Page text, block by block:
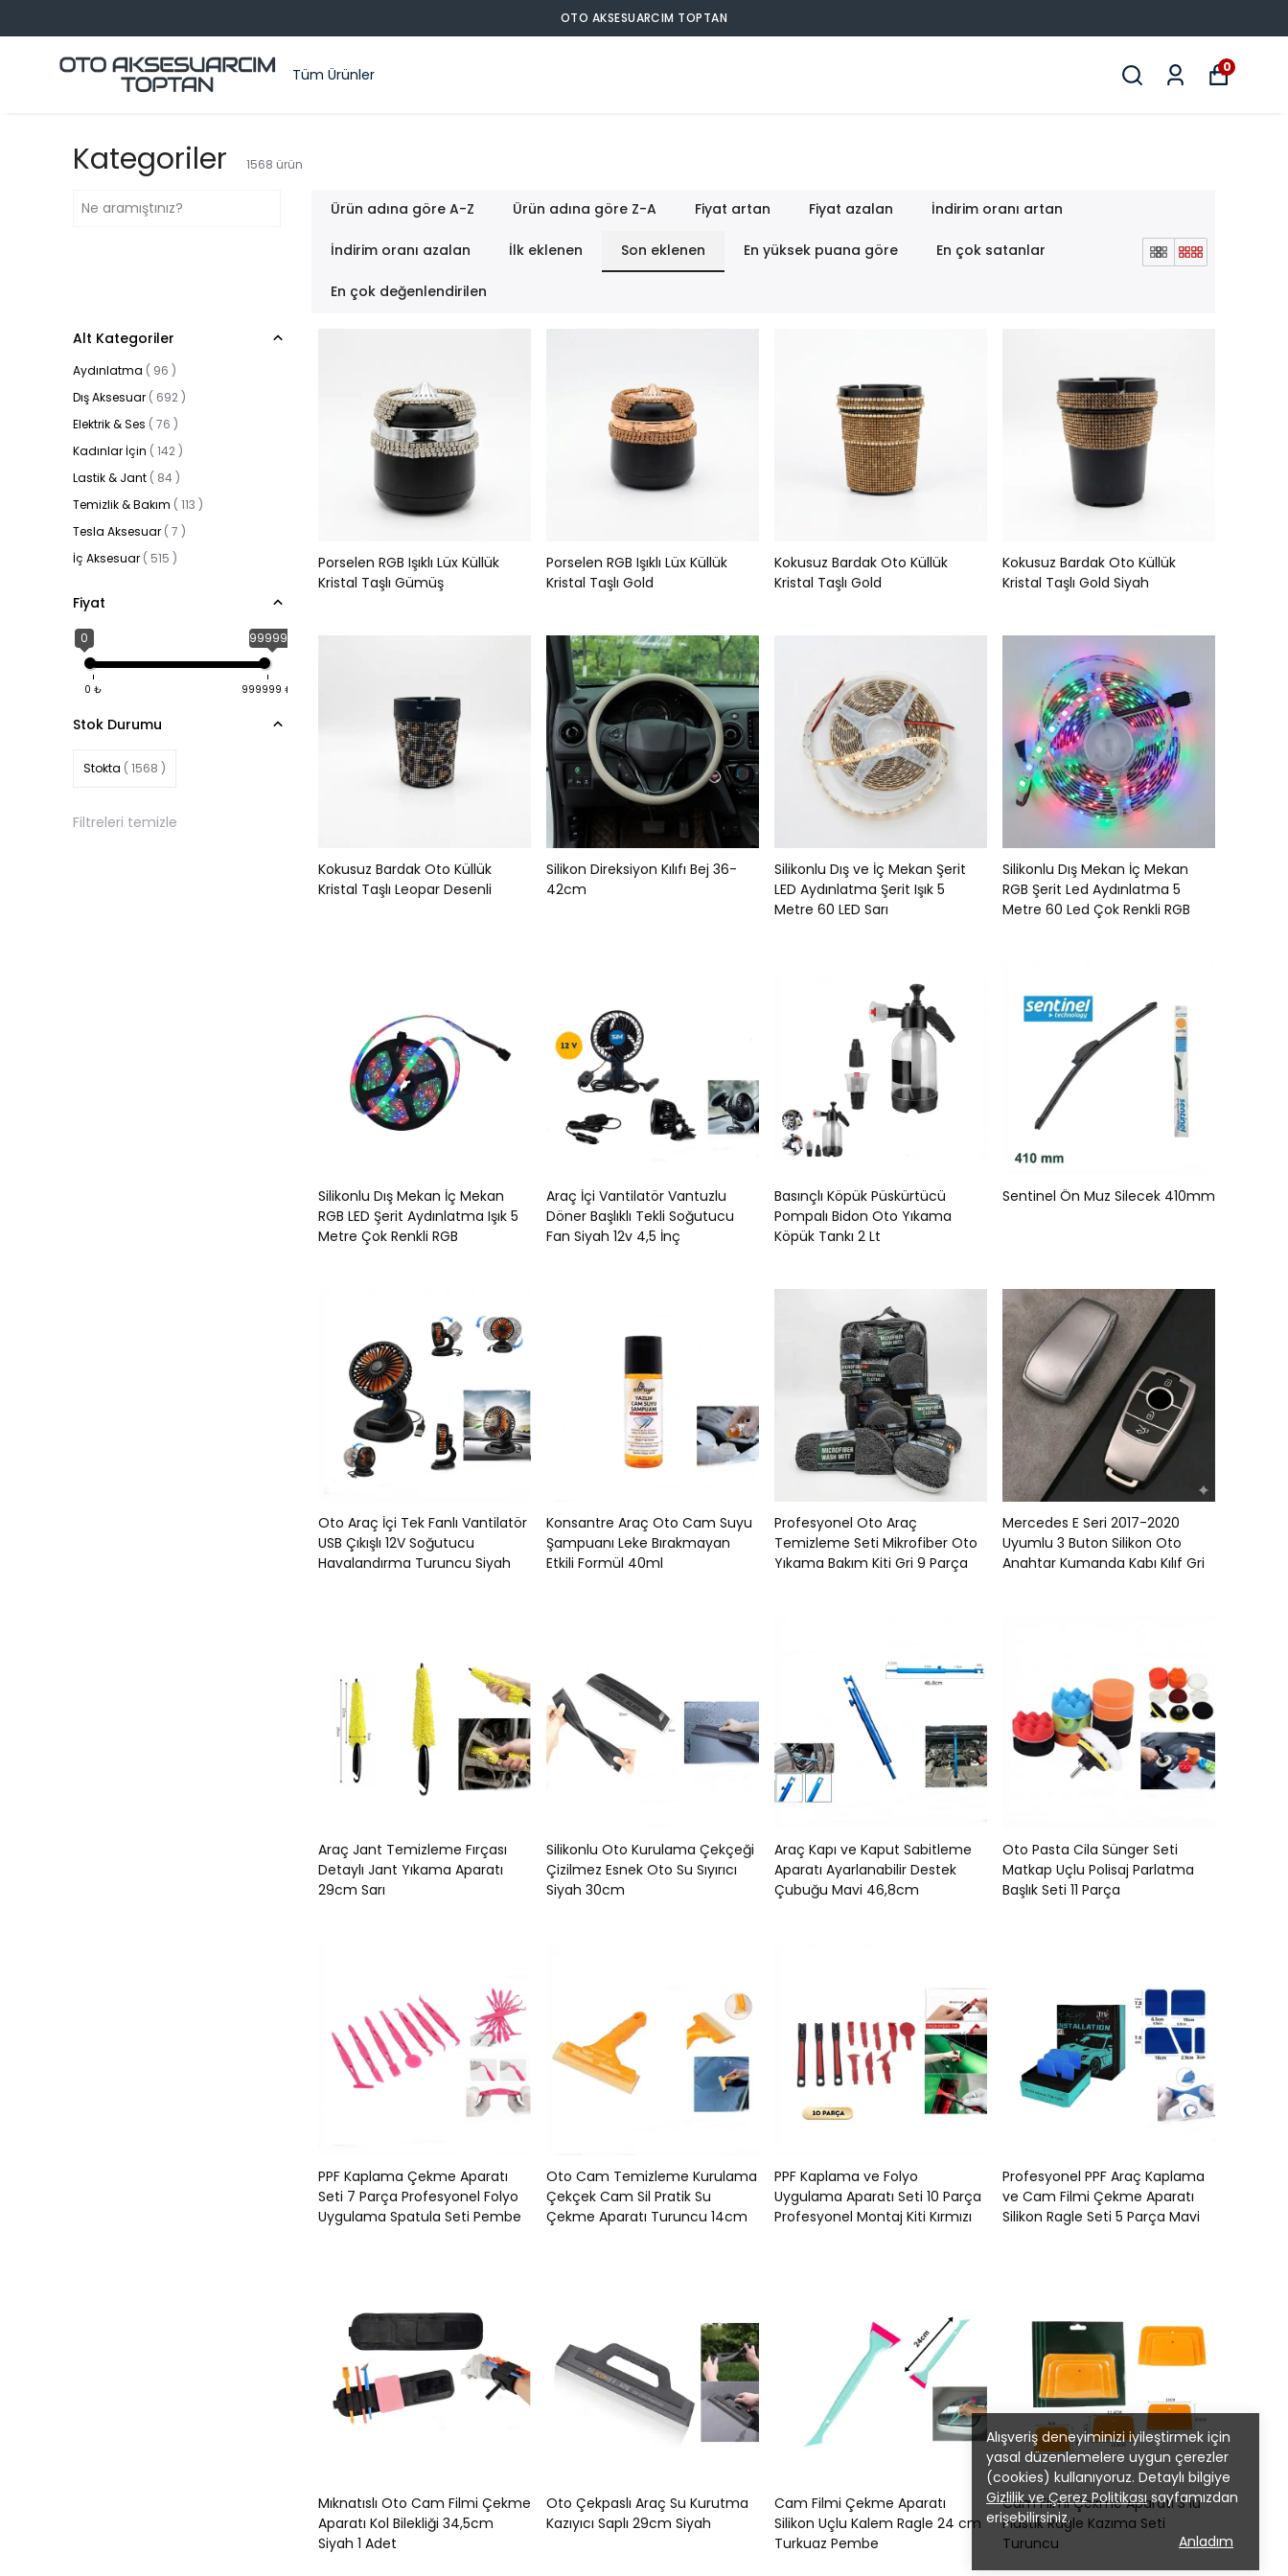
OTO AKSESUARCIM TOPTAN
Tüm Ürünler 0
Alışveriş deneyiminizi iyileştirmek için
yasal düzenlemelere uygun çerezler
(cookies) kullanıyoruz. Detaylı bilgiye
Gizlilik ve Çerez Politikasısayfamızdan
erişebilirsiniz.
Anladım
Kategoriler 1568 ürün
Ürün adına göre A-Z Ürün adına göre Z-A Fiyat artan Fiyat azalan İndirim oranı artan
İndirim oranı azalan İlk eklenen Son eklenen En yüksek puana göre En çok satanlar
En çok değenlendirilen
Alt Kategoriler
Aydınlatma ( 96 )
Dış Aksesuar ( 692 )
Elektrik & Ses ( 76 )
Kadınlar İçin ( 142 )
Lastik & Jant ( 84 )
Temizlik & Bakım ( 113 )
Tesla Aksesuar ( 7 )
İç Aksesuar ( 515 )
Fiyat
0 999999
0 ₺ 999999 ₺
Stok Durumu
Stokta ( 1568 )
Filtreleri temizle
Porselen RGB Işıklı Lüx Küllük
Kristal Taşlı Gümüş
Porselen RGB Işıklı Lüx Küllük
Kristal Taşlı Gold
Kokusuz Bardak Oto Küllük
Kristal Taşlı Gold
Kokusuz Bardak Oto Küllük
Kristal Taşlı Gold Siyah
Kokusuz Bardak Oto Küllük
Kristal Taşlı Leopar Desenli
Silikon Direksiyon Kılıfı Bej 36-
42cm
Silikonlu Dış ve İç Mekan Şerit
LED Aydınlatma Şerit Işık 5
Metre 60 LED Sarı
Silikonlu Dış Mekan İç Mekan
RGB Şerit Led Aydınlatma 5
Metre 60 Led Çok Renkli RGB
Silikonlu Dış Mekan İç Mekan
RGB LED Şerit Aydınlatma Işık 5
Metre Çok Renkli RGB
Araç İçi Vantilatör Vantuzlu
Döner Başlıklı Tekli Soğutucu
Fan Siyah 12v 4,5 İnç
Basınçlı Köpük Püskürtücü
Pompalı Bidon Oto Yıkama
Köpük Tankı 2 Lt
Sentinel Ön Muz Silecek 410mm
Oto Araç İçi Tek Fanlı Vantilatör
USB Çıkışlı 12V Soğutucu
Havalandırma Turuncu Siyah
Konsantre Araç Oto Cam Suyu
Şampuanı Leke Bırakmayan
Etkili Formül 40ml
Profesyonel Oto Araç
Temizleme Seti Mikrofiber Oto
Yıkama Bakım Kiti Gri 9 Parça
Mercedes E Seri 2017-2020
Uyumlu 3 Buton Silikon Oto
Anahtar Kumanda Kabı Kılıf Gri
Araç Jant Temizleme Fırçası
Detaylı Jant Yıkama Aparatı
29cm Sarı
Silikonlu Oto Kurulama Çekçeği
Çizilmez Esnek Oto Su Sıyırıcı
Siyah 30cm
Araç Kapı ve Kaput Sabitleme
Aparatı Ayarlanabilir Destek
Çubuğu Mavi 46,8cm
Oto Pasta Cila Sünger Seti
Matkap Uçlu Polisaj Parlatma
Başlık Seti 11 Parça
PPF Kaplama Çekme Aparatı
Seti 7 Parça Profesyonel Folyo
Uygulama Spatula Seti Pembe
Oto Cam Temizleme Kurulama
Çekçek Cam Sil Pratik Su
Çekme Aparatı Turuncu 14cm
PPF Kaplama ve Folyo
Uygulama Aparatı Seti 10 Parça
Profesyonel Montaj Kiti Kırmızı
Profesyonel PPF Araç Kaplama
ve Cam Filmi Çekme Aparatı
Silikon Ragle Seti 5 Parça Mavi
Mıknatıslı Oto Cam Filmi Çekme
Aparatı Kol Bilekliği 34,5cm
Siyah 1 Adet
Oto Çekpaslı Araç Su Kurutma
Kazıyıcı Saplı 29cm Siyah
Cam Filmi Çekme Aparatı
Silikon Uçlu Kalem Ragle 24 cm
Turkuaz Pembe
Cam Filmi Çekme Aparatı 3 lü
Plastik Ragle Kazıma Seti
Turuncu